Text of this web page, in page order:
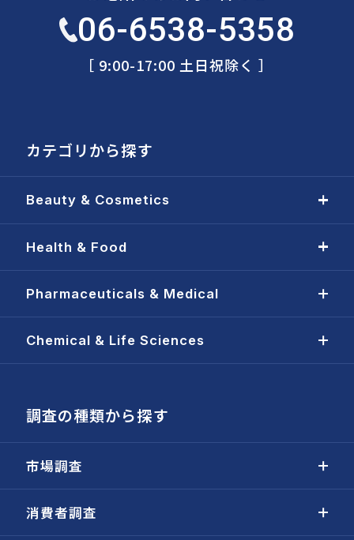
06-6538-5358
［ 9:00-17:00 土日祝除く ］
カテゴリから探す
Beauty & Cosmetics
Health & Food
Pharmaceuticals & Medical
Chemical & Life Sciences
調査の種類から探す
市場調査
消費者調査